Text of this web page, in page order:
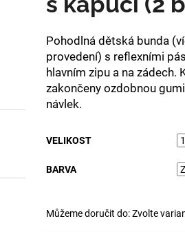
hvězdiček.
Pohodlná dětská bunda
provedení) s reflexními
hlavním zipu a na zádech.
zakončeny ozdobnou
návlek.
VELIKOST
BARVA
Můžeme doručit do:Zvolte